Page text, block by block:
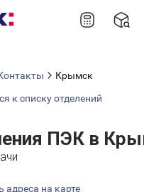
Крымск
к списку отделений
ПЭК в
адреса на карте